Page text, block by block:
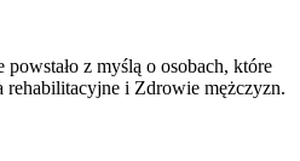
z myślą o osobach, które
rehabilitacyjne i Zdrowie mężczyzn.